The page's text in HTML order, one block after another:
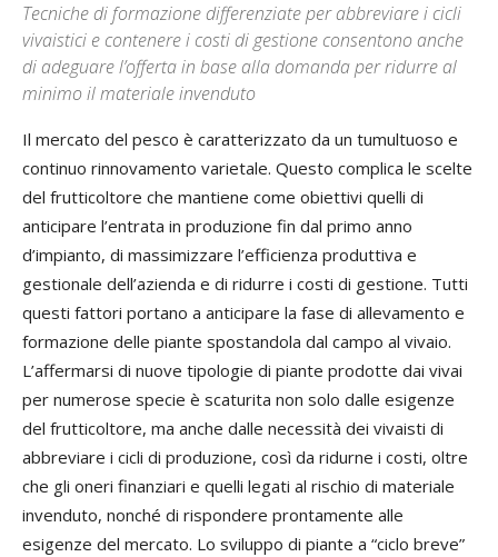
Tecniche di formazione differenziate per abbreviare i cicli
vivaistici e contenere i costi di gestione consentono anche
di adeguare l’offerta in base alla domanda per ridurre al
minimo il materiale invenduto
Il mercato del pesco è caratterizzato da un tumultuoso e
continuo rinnovamento varietale. Questo complica le scelte
del frutticoltore che mantiene come obiettivi quelli di
anticipare l’entrata in produzione fin dal primo anno
d’impianto, di massimizzare l’efficienza produttiva e
gestionale dell’azienda e di ridurre i costi di gestione. Tutti
questi fattori portano a anticipare la fase di allevamento e
formazione delle piante spostandola dal campo al vivaio.
L’affermarsi di nuove tipologie di piante prodotte dai vivai
per numerose specie è scaturita non solo dalle esigenze
del frutticoltore, ma anche dalle necessità dei vivaisti di
abbreviare i cicli di produzione, così da ridurne i costi, oltre
che gli oneri finanziari e quelli legati al rischio di materiale
invenduto, nonché di rispondere prontamente alle
esigenze del mercato. Lo sviluppo di piante a “ciclo breve”